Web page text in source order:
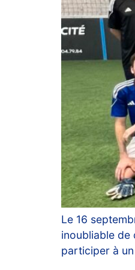
Le 16
inoubliable de
participer à